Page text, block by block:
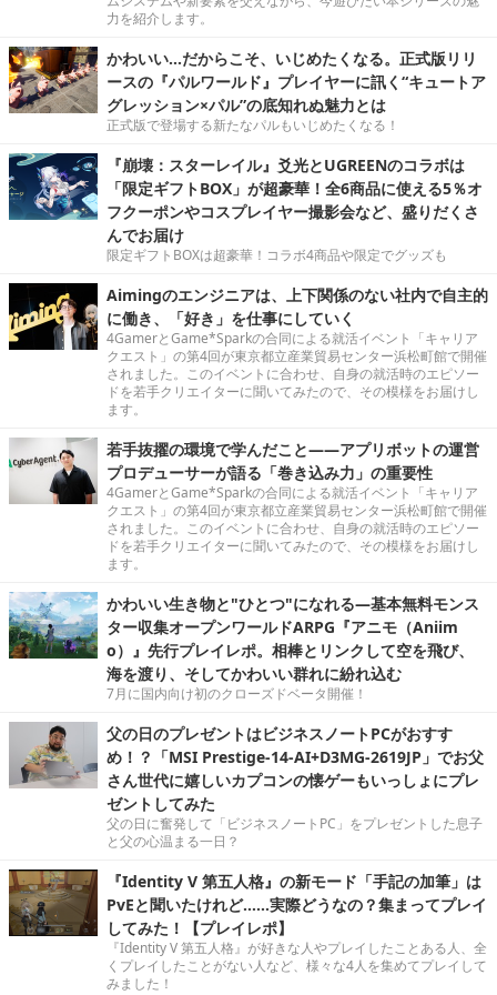
力を紹介します。
かわいい…だからこそ、いじめたくなる。正式版リリ
ースの『パルワールド』プレイヤーに訊く“キュートア
グレッション×パル”の底知れぬ魅力とは
正式版で登場する新たなパルもいじめたくなる！
『崩壊：スターレイル』爻光とUGREENのコラボは
「限定ギフトBOX」が超豪華！全6商品に使える5％オ
フクーポンやコスプレイヤー撮影会など、盛りだくさ
んでお届け
限定ギフトBOXは超豪華！コラボ4商品や限定でグッズも
Aimingのエンジニアは、上下関係のない社内で自主的
に働き、「好き」を仕事にしていく
4GamerとGame*Sparkの合同による就活イベント「キャリア
クエスト」の第4回が東京都立産業貿易センター浜松町館で開催
されました。このイベントに合わせ、自身の就活時のエピソー
ドを若手クリエイターに聞いてみたので、その模様をお届けし
ます。
若手抜擢の環境で学んだこと――アプリボットの運営
プロデューサーが語る「巻き込み力」の重要性
4GamerとGame*Sparkの合同による就活イベント「キャリア
クエスト」の第4回が東京都立産業貿易センター浜松町館で開催
されました。このイベントに合わせ、自身の就活時のエピソー
ドを若手クリエイターに聞いてみたので、その模様をお届けし
ます。
かわいい生き物と"ひとつ"になれる―基本無料モンス
ター収集オープンワールドARPG『アニモ（Aniim
o）』先行プレイレポ。相棒とリンクして空を飛び、
海を渡り、そしてかわいい群れに紛れ込む
7月に国内向け初のクローズドベータ開催！
父の日のプレゼントはビジネスノートPCがおすす
め！？「MSI Prestige-14-AI+D3MG-2619JP」でお父
さん世代に嬉しいカプコンの懐ゲーもいっしょにプレ
ゼントしてみた
父の日に奮発して「ビジネスノートPC」をプレゼントした息子
と父の心温まる一日？
『Identity V 第五人格』の新モード「手記の加筆」は
PvEと聞いたけれど……実際どうなの？集まってプレイ
してみた！【プレイレポ】
『Identity V 第五人格』が好きな人やプレイしたことある人、全
くプレイしたことがない人など、様々な4人を集めてプレイして
みました！